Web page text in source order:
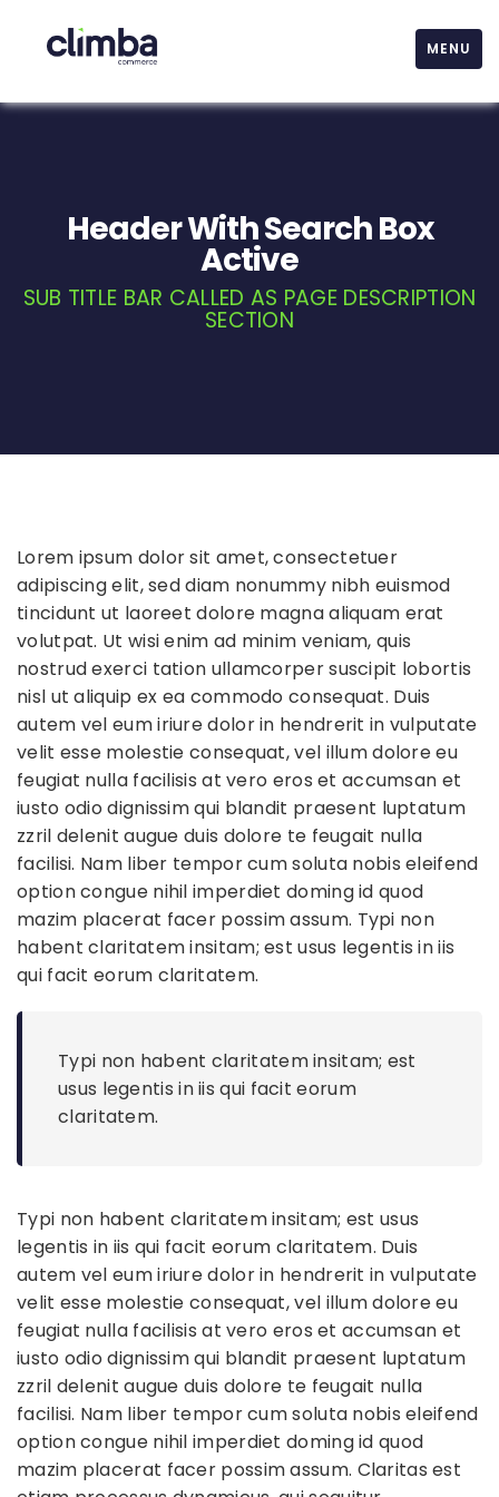
MENU
Header With Search Box
Active
SUB TITLE BAR CALLED AS PAGE DESCRIPTION
SECTION
Lorem ipsum dolor sit amet, consectetuer
adipiscing elit, sed diam nonummy nibh euismod
tincidunt ut laoreet dolore magna aliquam erat
volutpat. Ut wisi enim ad minim veniam, quis
nostrud exerci tation ullamcorper suscipit lobortis
nisl ut aliquip ex ea commodo consequat. Duis
autem vel eum iriure dolor in hendrerit in vulputate
velit esse molestie consequat, vel illum dolore eu
feugiat nulla facilisis at vero eros et accumsan et
iusto odio dignissim qui blandit praesent luptatum
zzril delenit augue duis dolore te feugait nulla
facilisi. Nam liber tempor cum soluta nobis eleifend
option congue nihil imperdiet doming id quod
mazim placerat facer possim assum. Typi non
habent claritatem insitam; est usus legentis in iis
qui facit eorum claritatem.
Typi non habent claritatem insitam; est
usus legentis in iis qui facit eorum
claritatem.
Typi non habent claritatem insitam; est usus
legentis in iis qui facit eorum claritatem. Duis
autem vel eum iriure dolor in hendrerit in vulputate
velit esse molestie consequat, vel illum dolore eu
feugiat nulla facilisis at vero eros et accumsan et
iusto odio dignissim qui blandit praesent luptatum
zzril delenit augue duis dolore te feugait nulla
facilisi. Nam liber tempor cum soluta nobis eleifend
option congue nihil imperdiet doming id quod
mazim placerat facer possim assum. Claritas est